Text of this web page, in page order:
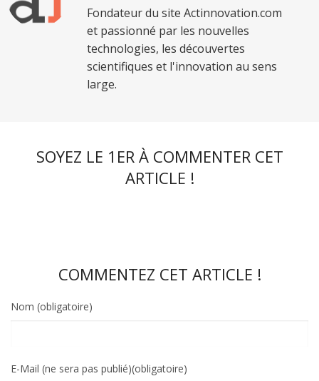
Fondateur du site Actinnovation.com
et passionné par les nouvelles
technologies, les découvertes
scientifiques et l'innovation au sens
large.
SOYEZ LE 1ER À COMMENTER CET
ARTICLE !
COMMENTEZ CET ARTICLE !
Nom (obligatoire)
E-Mail (ne sera pas publié)(obligatoire)